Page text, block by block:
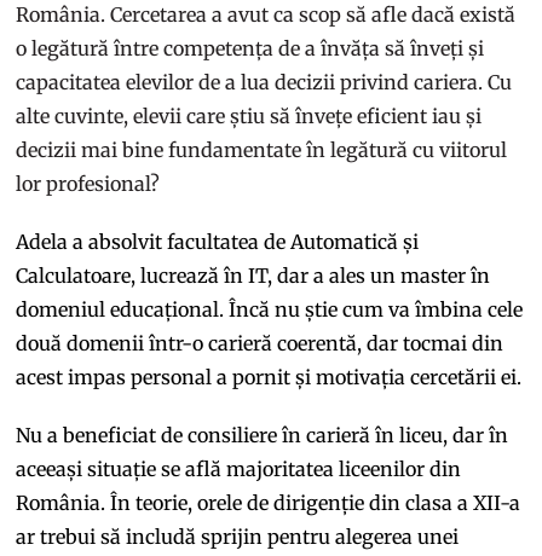
România. Cercetarea a avut ca scop să afle dacă există
o legătură între competența de a învăța să înveți și
capacitatea elevilor de a lua decizii privind cariera. Cu
alte cuvinte, elevii care știu să învețe eficient iau și
decizii mai bine fundamentate în legătură cu viitorul
lor profesional?
Adela a absolvit facultatea de Automatică și
Calculatoare, lucrează în IT, dar a ales un master în
domeniul educațional. Încă nu știe cum va îmbina cele
două domenii într-o carieră coerentă, dar tocmai din
acest impas personal a pornit și motivația cercetării ei.
Nu a beneficiat de consiliere în carieră în liceu, dar în
aceeași situație se află majoritatea liceenilor din
România. În teorie, orele de dirigenție din clasa a XII-a
ar trebui să includă sprijin pentru alegerea unei